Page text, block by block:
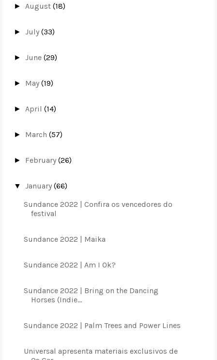
► August(18)
►July(33)
►June(29)
► May(19)
► April(14)
► March(57)
► February(26)
▼January(66)
Sundance 2022 | Confira os vencedores do
festival
Sundance 2022 | Maika
Sundance 2022 | Am I Ok?
Sundance 2022 | Bring on the Dancing
Horses (Indie...
Sundance 2022 | Palm Trees and Power Lines
Universal apresenta materiais exclusivos de